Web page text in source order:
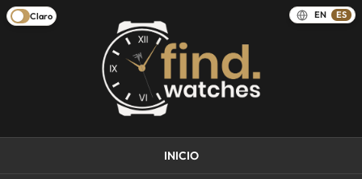
Claro EN ES
INICIO